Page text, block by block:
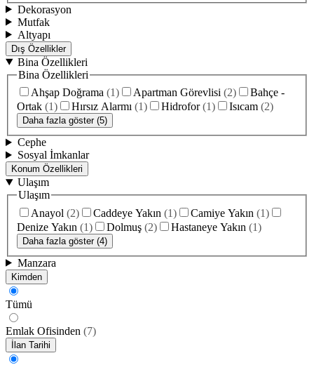
Dekorasyon
Mutfak
Altyapı
Dış Özellikler
Bina Özellikleri
Bina Özellikleri
Ahşap Doğrama (1) Apartman Görevlisi (2)
Bahçe -
Ortak (1) Hırsız Alarmı (1) Hidrofor (1) Isıcam (2)
Daha fazla göster (5)
Cephe
Sosyal İmkanlar
Konum Özellikleri
Ulaşım
Ulaşım
Anayol (2) Caddeye Yakın (1) Camiye Yakın (1)
Denize Yakın (1) Dolmuş (2) Hastaneye Yakın (1)
Daha fazla göster (4)
Manzara
Kimden
Tümü
Emlak Ofisinden (7)
İlan Tarihi